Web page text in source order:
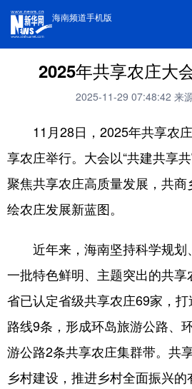
海南频道手机版
2025年共享农庄大
2025-11-29 07:48:42 来
11月28日，2025年共享农庄
享农庄举行。大会以“共建共享
聚焦共享农庄高质量发展，共
绘农庄发展新蓝图。
近年来，海南坚持科学规划
一批特色鲜明、主题突出的共
省已认定省级共享农庄69家，
路线9条，形成环岛旅游公路、
游公路2条共享农庄集群带。共
乡村建设，推进乡村全面振兴的